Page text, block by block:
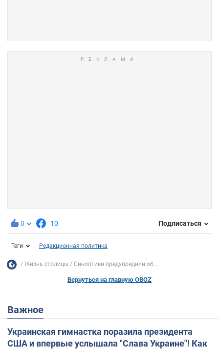
0 10 Подписаться
Теги Редакционная политика
Жизнь столицы Синоптики предупредили об...
Вернуться на главную OBOZ
Важное
Украинская гимнастка поразила президента
США и впервые услышала "Слава Украине"! Как